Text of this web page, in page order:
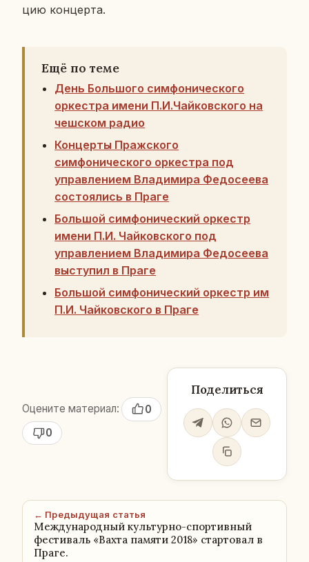
цию кон­цер­та.
Ещё по теме
День Большого симфонического
оркестра имени П.И.Чайковского на
чешском радио
Концерты Пражского
симфонического оркестра под
управлением Владимира Федосеева
состоялись в Праге
Большой симфонический оркестр
имени П.И. Чайковского под
управлением Владимира Федосеева
выступил в Праге
Большой симфонический оркестр им
П.И. Чайковского в Праге
Оцените материал:
0
0
Поделиться
← Предыдущая статья
Международный культурно-спортивный
фестиваль «Вахта памяти 2018» стартовал в
Праге.